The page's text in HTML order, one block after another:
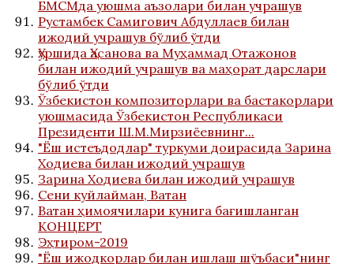
БМСМда уюшма аъзолари билан учрашув
Рустамбек Самигович Абдуллаев билан
ижодий учрашув бўлиб ўтди
Ҳуршида Ҳасанова ва Муҳаммад Отажонов
билан ижодий учрашув ва маҳорат дарслари
бўлиб ўтди
Ўзбекистон композиторлари ва бастакорлари
уюшмасида Ўзбекистон Республикаси
Президенти Ш.М.Мирзиёевнинг...
"Ёш истеъдодлар" туркуми доирасида Зарина
Ходиева билан ижодий учрашув
Зарина Ходиева билан ижодий учрашув
Сени куйлайман, Ватан
Ватан ҳимоячилари кунига бағишланган
КОНЦЕРТ
Эҳтиром-2019
"Ёш ижодкорлар билан ишлаш шўъбаси"нинг